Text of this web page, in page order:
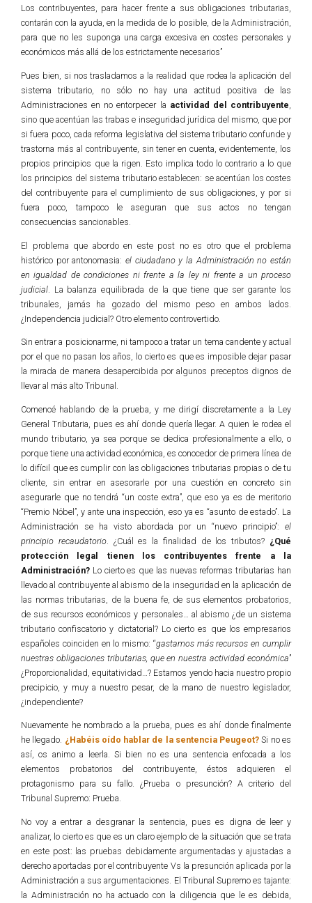
Los contribuyentes, para hacer frente a sus obligaciones tributarias,
contarán con la ayuda, en la medida de lo posible, de la Administración,
para que no les suponga una carga excesiva en costes personales y
económicos más allá de los estrictamente necesarios”
Pues bien, si nos trasladamos a la realidad que rodea la aplicación del
sistema tributario, no sólo no hay una actitud positiva de las
Administraciones en no entorpecer la actividad del contribuyente
sino que acentúan las trabas e inseguridad jurídica del mismo, que por
si fuera poco, cada reforma legislativa del sistema tributario confunde y
trastorna más al contribuyente, sin tener en cuenta, evidentemente, los
propios principios que la rigen. Esto implica todo lo contrario a lo que
los principios del sistema tributario establecen: se acentúan los costes
del contribuyente para el cumplimiento de sus obligaciones, y por si
fuera poco, tampoco le aseguran que sus actos no tengan
consecuencias sancionables.
El problema que abordo en este post no es otro que el problema
histórico por antonomasia: el ciudadano y la Administración no están
en igualdad de condiciones ni frente a la ley ni frente a un proceso
judicial . La balanza equilibrada de la que tiene que ser garante los
tribunales, jamás ha gozado del mismo peso en ambos lados.
¿Independencia judicial? Otro elemento controvertido.
Sin entrar a posicionarme, ni tampoco a tratar un tema candente y actual
por el que no pasan los años, lo cierto es que es imposible dejar pasar
la mirada de manera desapercibida por algunos preceptos dignos de
llevar al más alto Tribunal.
Comencé hablando de la prueba, y me dirigí discretamente a la Ley
General Tributaria, pues es ahí donde quería llegar. A quien le rodea el
mundo tributario, ya sea porque se dedica profesionalmente a ello, o
porque tiene una actividad económica, es conocedor de primera línea de
lo difícil que es cumplir con las obligaciones tributarias propias o de tu
cliente, sin entrar en asesorarle por una cuestión en concreto sin
asegurarle que no tendrá “un coste extra”, que eso ya es de meritorio
“Premio Nóbel”, y ante una inspección, eso ya es “asunto de estado”. La
Administración se ha visto abordada por un “nuevo principio”: el
principio recaudatorio. ¿Cuál es la finalidad de los tributos? ¿Qué
protección legal tienen los contribuyentes frente a la
Administración? Lo cierto es que las nuevas reformas tributarias han
llevado al contribuyente al abismo de la inseguridad en la aplicación de
las normas tributarias, de la buena fe, de sus elementos probatorios,
de sus recursos económicos y personales… al abismo ¿de un sistema
tributario confiscatorio y dictatorial? Lo cierto es que los empresarios
españoles coinciden en lo mismo: “gastamos más recursos en cumplir
nuestras obligaciones tributarias, que en nuestra actividad económica”
¿Proporcionalidad, equitatividad…? Estamos yendo hacia nuestro propio
precipicio, y muy a nuestro pesar, de la mano de nuestro legislador,
¿independiente?
Nuevamente he nombrado a la prueba, pues es ahí donde finalmente
he llegado. ¿Habéis oído hablar de la sentencia Peugeot? Si no es
así, os animo a leerla. Si bien no es una sentencia enfocada a los
elementos probatorios del contribuyente, éstos adquieren el
protagonismo para su fallo. ¿Prueba o presunción? A criterio del
Tribunal Supremo: Prueba.
No voy a entrar a desgranar la sentencia, pues es digna de leer y
analizar, lo cierto es que es un claro ejemplo de la situación que se trata
en este post: las pruebas debidamente argumentadas y ajustadas a
derecho aportadas por el contribuyente Vs la presunción aplicada por la
Administración a sus argumentaciones. El Tribunal Supremo es tajante:
la Administración no ha actuado con la diligencia que le es debida,